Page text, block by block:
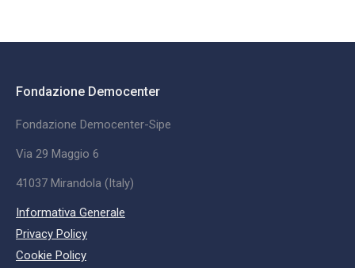
Fondazione Democenter
Fondazione Democenter-Sipe
Via 29 Maggio 6
41037 Mirandola (Italy)
Informativa Generale
Privacy Policy
Cookie Policy